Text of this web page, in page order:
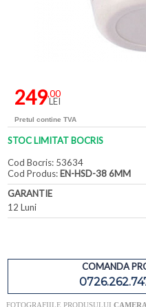
249,00
LEI
Pretul contine TVA
STOC LIMITAT BOCRIS
Cod Bocris: 53634
Cod Produs: EN-HSD-38 6MM
GARANTIE
12 Luni
COMANDA
FOTOGRAFIILE PRODUSULUI